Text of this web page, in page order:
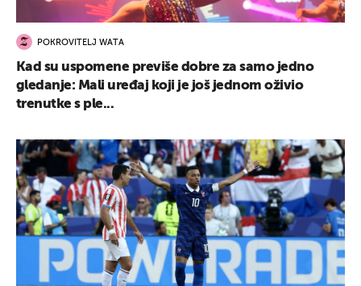
POKROVITELJ WATA
Kad su uspomene previše dobre za samo jedno
gledanje: Mali uređaj koji je još jednom oživio
trenutke s ple...